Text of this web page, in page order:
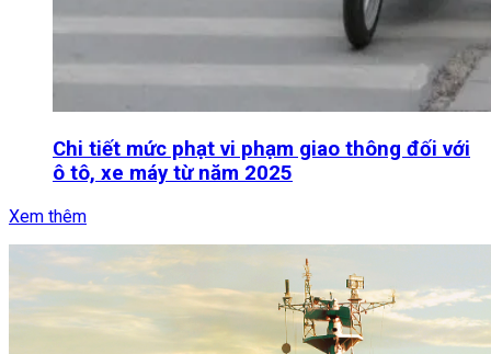
Chi tiết mức phạt vi phạm giao thông đối với
ô tô, xe máy từ năm 2025
Xem thêm